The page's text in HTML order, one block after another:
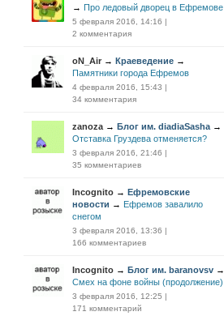
→ Про ледовый дворец в Ефремове
5 февраля 2016, 14:16 |
2 комментария
oN_Air → Краеведение →
Памятники города Ефремов
4 февраля 2016, 15:43 |
34 комментария
zanoza → Блог им. diadiaSasha →
Отставка Груздева отменяется?
3 февраля 2016, 21:46 |
35 комментариев
Incognito → Ефремовские
новости → Ефремов завалило
снегом
3 февраля 2016, 13:36 |
166 комментариев
Incognito → Блог им. baranovsv →
Смех на фоне войны (продолжение)
3 февраля 2016, 12:25 |
171 комментарий